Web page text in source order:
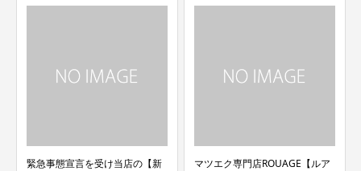
緊急事態宣言を受け当店の【新
マツエク専門店ROUAGE【ルア